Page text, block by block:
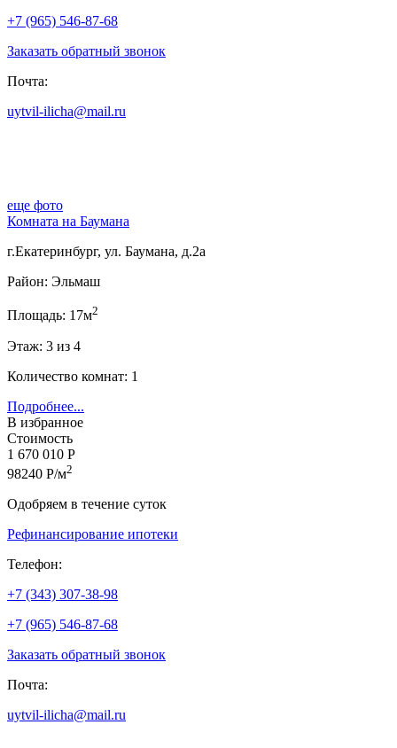
+7 (965) 546-87-68
Заказать обратный звонок
Почта:
uytvil-ilicha@mail.ru
еще фото
Комната на Баумана
г.Екатеринбург, ул. Баумана, д.2а
Район: Эльмаш
Площадь: 17м2
Этаж: 3 из 4
Количество комнат: 1
Подробнее...
В избранное
Стоимость
1 670 010 Р
98240 Р/м2
Одобряем в течение суток
Рефинансирование ипотеки
Телефон:
+7 (343) 307-38-98
+7 (965) 546-87-68
Заказать обратный звонок
Почта:
uytvil-ilicha@mail.ru